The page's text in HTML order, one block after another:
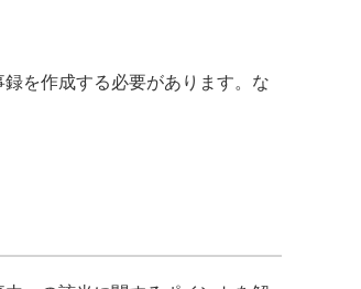
を作成する必要があります。な